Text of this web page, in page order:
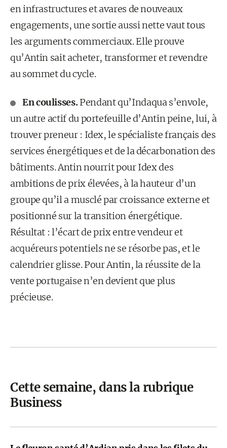
en infrastructures et avares de nouveaux
engagements, une sortie aussi nette vaut tous
les arguments commerciaux. Elle prouve
qu’Antin sait acheter, transformer et revendre
au sommet du cycle.
En coulisses.Pendant qu’Indaqua s’envole,
un autre actif du portefeuille d’Antin peine, lui, à
trouver preneur : Idex, le spécialiste français des
services énergétiques et de la décarbonation des
bâtiments. Antin nourrit pour Idex des
ambitions de prix élevées, à la hauteur d’un
groupe qu’il a musclé par croissance externe et
positionné sur la transition énergétique.
Résultat : l’écart de prix entre vendeur et
acquéreurs potentiels ne se résorbe pas, et le
calendrier glisse. Pour Antin, la réussite de la
vente portugaise n’en devient que plus
précieuse.
Cette semaine, dans la rubrique
Business